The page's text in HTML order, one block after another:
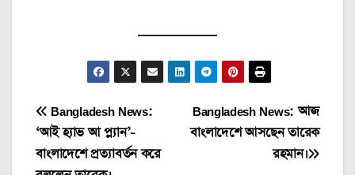
Post
navigation
Bangladesh News: আজ
বাংলাদেশে আসছেন তারেক
রহমান।
Bangladesh News:
‘আই হ্যাভ আ প্ল্যান’-
বাংলাদেশে প্রত্যাবর্তন করে